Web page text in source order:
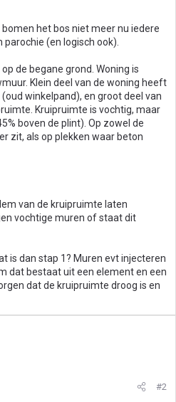
bomen het bos niet meer nu iedere
(en logisch ook).
de begane grond. Woning is
Klein deel van de woning heeft
winkelpand), en groot deel van
Kruipruimte is vochtig, maar
boven de plint). Op zowel de
zit, als op plekken waar beton
van de kruipruimte laten
vochtige muren of staat dit
is dan stap 1? Muren evt injecteren
dat bestaat uit een element en een
dat de kruipruimte droog is en
#2